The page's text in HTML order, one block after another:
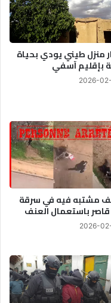
منزل طيني يودي بحياة
بإقليم آسفي
2026-
مشتبه فيه في سرقة
قاصر باستعمال العنف
2026-